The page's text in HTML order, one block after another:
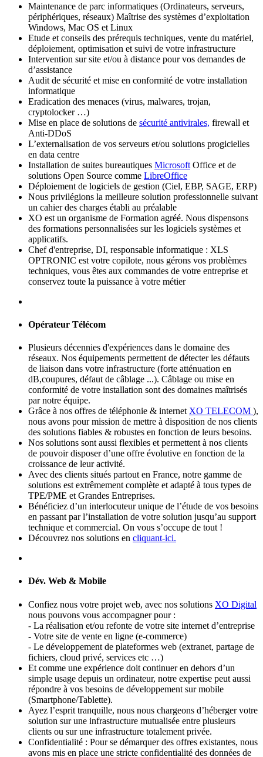
Maintenance de parc informatiques (Ordinateurs, serveurs,
périphériques, réseaux) Maîtrise des systèmes d’exploitation
Windows, Mac OS et Linux
Etude et conseils des prérequis techniques, vente du matériel,
déploiement, optimisation et suivi de votre infrastructure
Intervention sur site et/ou à distance pour vos demandes de
d’assistance
Audit de sécurité et mise en conformité de votre installation
informatique
Eradication des menaces (virus, malwares, trojan,
cryptolocker …)
Mise en place de solutions de sécurité antivirales, firewall et
Anti-DDoS
L’externalisation de vos serveurs et/ou solutions progicielles
en data centre
Installation de suites bureautiques Microsoft Office et de
solutions Open Source comme LibreOffice
Déploiement de logiciels de gestion (Ciel, EBP, SAGE, ERP)
Nous privilégions la meilleure solution professionnelle suivant
un cahier des charges établi au préalable
XO est un organisme de Formation agréé. Nous dispensons
des formations personnalisées sur les logiciels systèmes et
applicatifs.
Chef d'entreprise, DI, responsable informatique : XLS
OPTRONIC est votre copilote, nous gérons vos problèmes
techniques, vous êtes aux commandes de votre entreprise et
conservez toute la puissance à votre métier
Opérateur Télécom
Plusieurs décennies d'expériences dans le domaine des
réseaux. Nos équipements permettent de détecter les défauts
de liaison dans votre infrastructure (forte atténuation en
dB,coupures, défaut de câblage ...). Câblage ou mise en
conformité de votre installation sont des domaines maîtrisés
par notre équipe.
Grâce à nos offres de téléphonie & internet XO TELECOM ),
nous avons pour mission de mettre à disposition de nos clients
des solutions fiables & robustes en fonction de leurs besoins.
Nos solutions sont aussi flexibles et permettent à nos clients
de pouvoir disposer d’une offre évolutive en fonction de la
croissance de leur activité.
Avec des clients situés partout en France, notre gamme de
solutions est extrêmement complète et adapté à tous types de
TPE/PME et Grandes Entreprises.
Bénéficiez d’un interlocuteur unique de l’étude de vos besoins
en passant par l’installation de votre solution jusqu’au support
technique et commercial. On vous s’occupe de tout !
Découvrez nos solutions en cliquant-ici.
Dév. Web & Mobile
Confiez nous votre projet web, avec nos solutions XO Digital
nous pouvons vous accompagner pour :
- La réalisation et/ou refonte de votre site internet d’entreprise
- Votre site de vente en ligne (e-commerce)
- Le développement de plateformes web (extranet, partage de
fichiers, cloud privé, services etc …)
Et comme une expérience doit continuer en dehors d’un
simple usage depuis un ordinateur, notre expertise peut aussi
répondre à vos besoins de développement sur mobile
(Smartphone/Tablette).
Ayez l’esprit tranquille, nous nous chargeons d’héberger votre
solution sur une infrastructure mutualisée entre plusieurs
clients ou sur une infrastructure totalement privée.
Confidentialité : Pour se démarquer des offres existantes, nous
avons mis en place une stricte confidentialité des données de